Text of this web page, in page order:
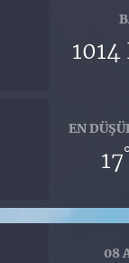
EN
17
08